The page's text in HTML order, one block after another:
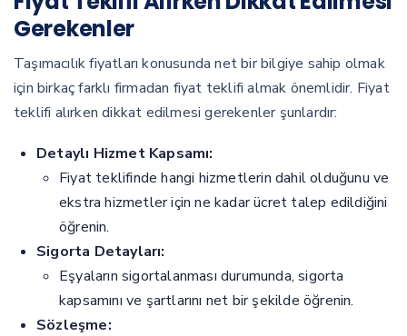
Gerekenler
Taşımacılık fiyatları konusunda net bir bilgiye sahip olmak
için birkaç farklı firmadan fiyat teklifi almak önemlidir. Fiyat
teklifi alırken dikkat edilmesi gerekenler şunlardır:
Detaylı Hizmet Kapsamı:
Fiyat teklifinde hangi hizmetlerin dahil olduğunu ve
ekstra hizmetler için ne kadar ücret talep edildiğini
öğrenin.
Sigorta Detayları:
Eşyaların sigortalanması durumunda, sigorta
kapsamını ve şartlarını net bir şekilde öğrenin.
Sözleşme: